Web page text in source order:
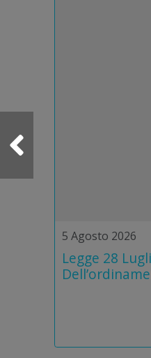
5 Agosto 2026
Legge 28